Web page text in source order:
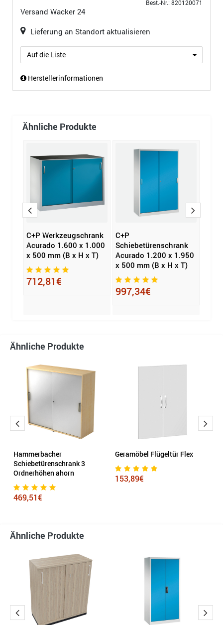
Best.-Nr.: 820120071
Versand Wacker 24
Lieferung an Standort aktualisieren
Auf die Liste
Herstellerinformationen
Ähnliche Produkte
C+P Werkzeugschrank
Acurado 1.600 x 1.000
x 500 mm (B x H x T)
712,81€
C+P
Schiebetürenschrank
Acurado 1.200 x 1.950
x 500 mm (B x H x T)
997,34€
Ähnliche Produkte
Hammerbacher
Schiebetürenschrank 3
Ordnerhöhen ahorn
469,51€
Geramöbel Flügeltür Flex
153,89€
Ähnliche Produkte